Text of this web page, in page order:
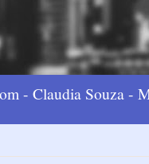
- Claudia Souza -